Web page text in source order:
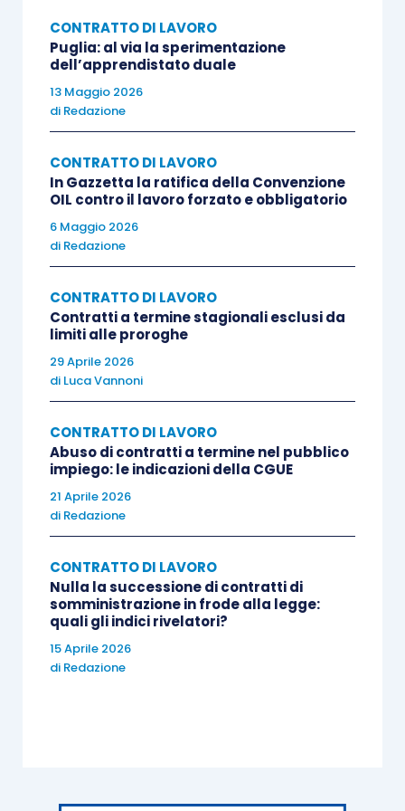
La Cassazione, nel rigettare il ricorso del datore,
ha confermato la corretta applicazione, da parte
della Corte d’Appello, dei criteri di individuazione
della subordinazione: continuità, organizzazione,
autonomia ridotta, utilizzo di mezzi dello studio e
compenso predeterminato. La Suprema Corte ha
respinto anche la censura relativa all’onere della
prova e all’omesso esame di fatti decisivi,
rilevando sia la presenza di una “doppia
valutazione del materiale istruttorio.
In relazione al ricorso incidentale della
ritiene infondato il primo motivo, relativo a
discriminazione e obbligo di applicare
direttamente il CCNL: non si sono
regolarizzate; inoltre, l’applicazione del
CCNL nei confronti dell’unico altro
dipendente, figlio del datore, non era
sufficiente a determinare un automatismo
CONTRATTO DI LAVORO
Puglia: al via la sperimentazione
dell’apprendistato duale
13 Maggio 2026
di Redazione
CONTRATTO DI LAVORO
In Gazzetta la ratifica della Convenzione
OIL contro il lavoro forzato e obbligatorio
6 Maggio 2026
di Redazione
CONTRATTO DI LAVORO
Contratti a termine stagionali esclusi da
limiti alle proroghe
29 Aprile 2026
di Luca Vannoni
CONTRATTO DI LAVORO
Abuso di contratti a termine nel pubblico
impiego: le indicazioni della CGUE
21 Aprile 2026
di Redazione
CONTRATTO DI LAVORO
Nulla la successione di contratti di
somministrazione in frode alla legge:
quali gli indici rivelatori?
15 Aprile 2026
di Redazione